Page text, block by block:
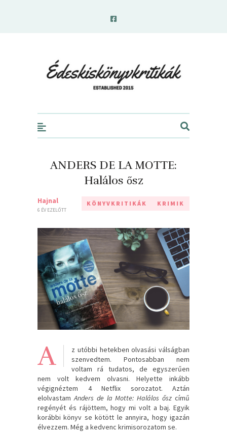
ANDERS DE LA MOTTE:
Halálos ősz
Hajnal
6 ÉV EZELŐTT
KÖNYVKRITIKÁK KRIMIK
A
z utóbbi hetekben olvasási válságban
szenvedtem. Pontosabban nem
voltam rá tudatos, de egyszerűen
nem volt kedvem olvasni. Helyette inkább
végignéztem 4 Netflix sorozatot. Aztán
elolvastamAnders de la Motte: Halálos őszcímű
regényét és rájöttem, hogy mi volt a baj. Egyik
korábbi könyv se kötött le annyira, hogy igazán
élvezzem. Még a kedvenc krimisorozatom se.